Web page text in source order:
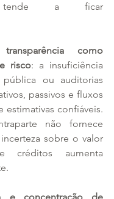
tende a ficar
como
risco: a insuficiência
ou auditorias
passivos e fluxos
estimativas confiáveis.
não fornece
sobre o valor
créditos aumenta